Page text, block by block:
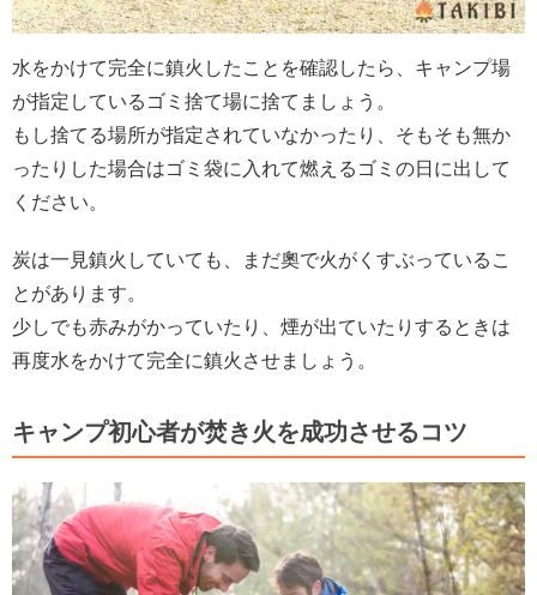
水をかけて完全に鎮火したことを確認したら、キャンプ場
が指定しているゴミ捨て場に捨てましょう。
もし捨てる場所が指定されていなかったり、そもそも無か
ったりした場合はゴミ袋に入れて燃えるゴミの日に出して
ください。
炭は一見鎮火していても、まだ奧で火がくすぶっているこ
とがあります。
少しでも赤みがかっていたり、煙が出ていたりするときは
再度水をかけて完全に鎮火させましょう。
キャンプ初心者が焚き火を成功させるコツ